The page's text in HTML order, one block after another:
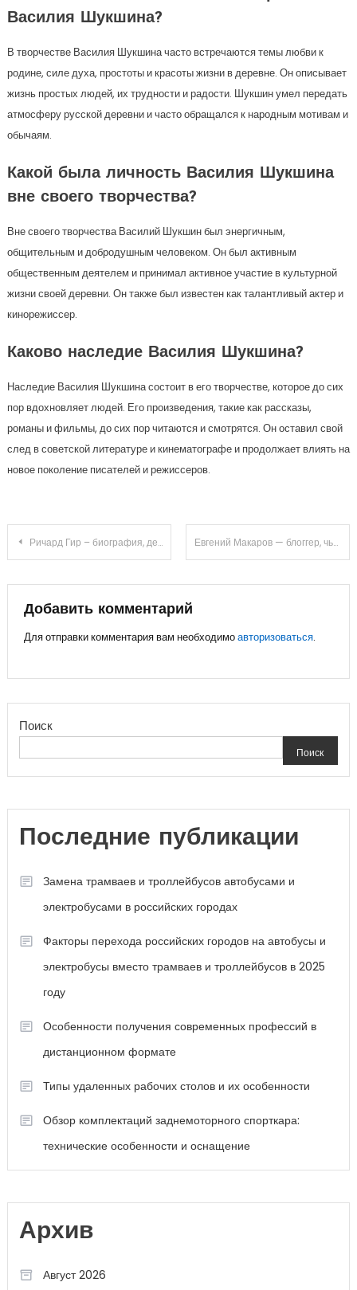
Василия Шукшина?
В творчестве Василия Шукшина часто встречаются темы любви к
родине, силе духа, простоты и красоты жизни в деревне. Он описывает
жизнь простых людей, их трудности и радости. Шукшин умел передать
атмосферу русской деревни и часто обращался к народным мотивам и
обычаям.
Какой была личность Василия Шукшина
вне своего творчества?
Вне своего творчества Василий Шукшин был энергичным,
общительным и добродушным человеком. Он был активным
общественным деятелем и принимал активное участие в культурной
жизни своей деревни. Он также был известен как талантливый актер и
кинорежиссер.
Каково наследие Василия Шукшина?
Наследие Василия Шукшина состоит в его творчестве, которое до сих
пор вдохновляет людей. Его произведения, такие как рассказы,
романы и фильмы, до сих пор читаются и смотрятся. Он оставил свой
след в советской литературе и кинематографе и продолжает влиять на
новое поколение писателей и режиссеров.
Навигация
записям
Ричард Гир – биография, дети и личная жизнь популярного актера Евгений Макаров — блоггер, чья биография наполнена достижениями и увлекательными интересами
Добавить комментарий
Для отправки комментария вам необходимоавторизоваться.
Поиск
Поиск
Последние публикации
Замена трамваев и троллейбусов автобусами и
электробусами в российских городах
Факторы перехода российских городов на автобусы и
электробусы вместо трамваев и троллейбусов в 2025
году
Особенности получения современных профессий в
дистанционном формате
Типы удаленных рабочих столов и их особенности
Обзор комплектаций заднемоторного спорткара:
технические особенности и оснащение
Архив
Август 2026